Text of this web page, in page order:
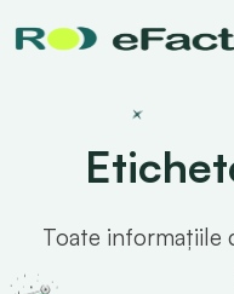
Toate informațiile